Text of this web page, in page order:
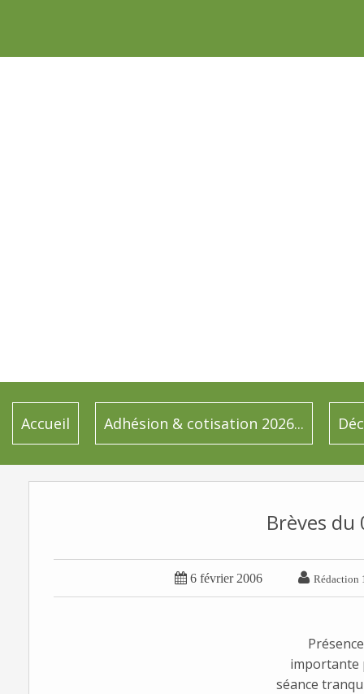
Accueil Adhésion & cotisation 2026...
Brèves
 6 février 2006  Rédaction
importante
séance